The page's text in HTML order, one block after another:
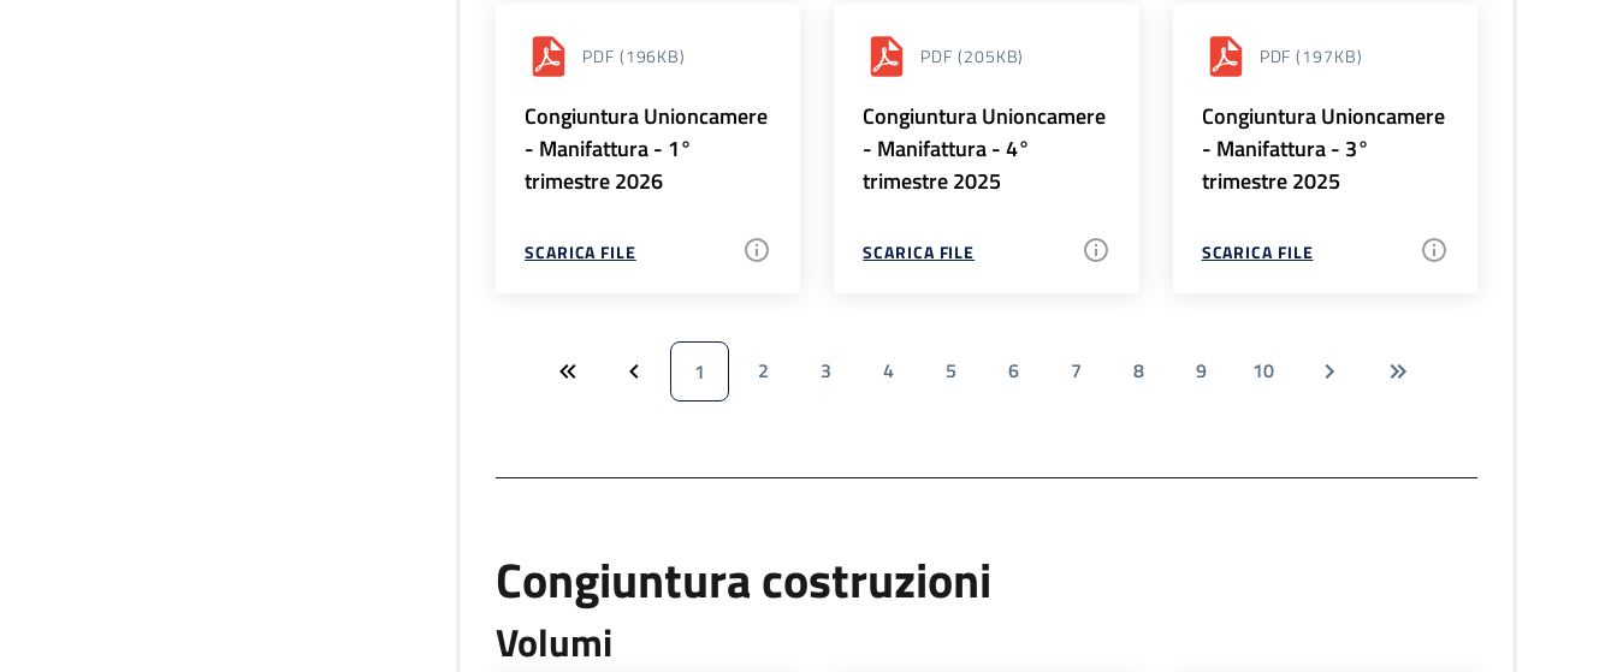
PDF (196KB)
Congiuntura Unioncamere
- Manifattura - 1°
trimestre 2026
SCARICA FILE
PDF (205KB)
Congiuntura Unioncamere
- Manifattura - 4°
trimestre 2025
SCARICA FILE
PDF (197KB)
Congiuntura Unioncamere
- Manifattura - 3°
trimestre 2025
SCARICA FILE
1 2 3 4 5 6 7 8 9 10
Congiuntura costruzioni
Volumi